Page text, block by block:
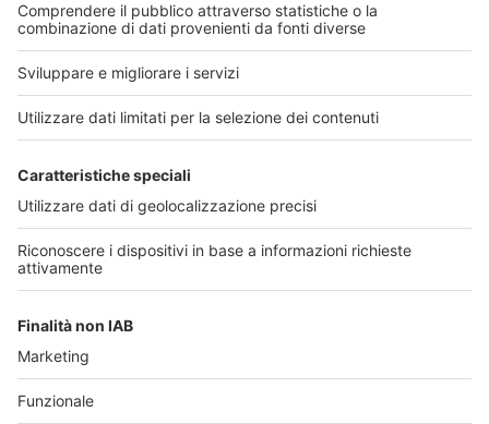
« 2 20 »
Cerca
Seguici sui principali
Chi